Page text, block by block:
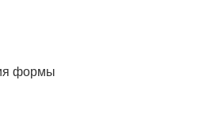
формы